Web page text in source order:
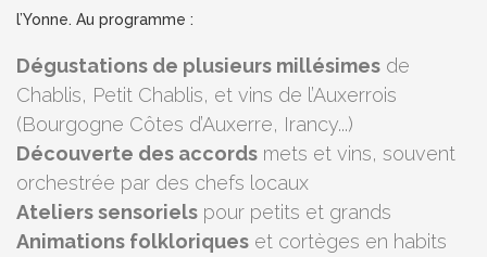
l’Yonne. Au programme :
Dégustations de plusieurs millésimes de
Chablis, Petit Chablis, et vins de l’Auxerrois
(Bourgogne Côtes d’Auxerre, Irancy...)
Découverte des accords mets et vins, souvent
orchestrée par des chefs locaux
Ateliers sensoriels pour petits et grands
Animations folkloriques et cortèges en habits